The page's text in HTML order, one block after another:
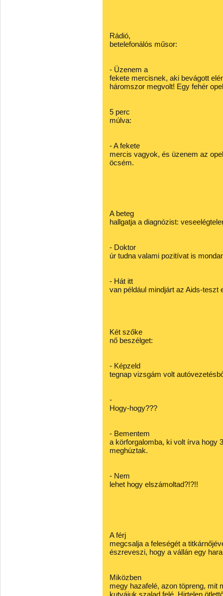
Rádió,
betelefonálós műsor:
- Üzenem a
fekete mercisnek, aki bevágott
háromszor megvolt! Egy fehér
5 perc
múlva:
- A fekete
mercis vagyok, és üzenem az
öcsém.
A beteg
hallgatja a diagnózist:
- Doktor
úr tudna valami pozitívat is
- Hát itt
van például mindjárt az Aids-teszt
Két szőke
nő beszélget:
- Képzeld
tegnap vizsgám volt
-
Hogy-hogy???
- Bementem
a körforgalomba, ki volt írva hogy
meghúztak.
- Nem
lehet hogy elszámoltad?!?!!
A férj
megcsalja a feleségét a
észreveszi, hogy a vállán egy
Miközben
megy hazafelé, azon töpreng, mit
kutyájuk szalad felé. Hirtelen